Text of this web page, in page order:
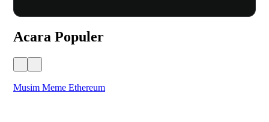
Acara Populer
Musim Meme Ethereum